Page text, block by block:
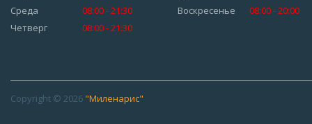
Среда
08:00 - 21:30
Четверг
08:00 - 21:30
Воскресенье
08:00 - 20:00
Copyright © 2026 "Миленарис"